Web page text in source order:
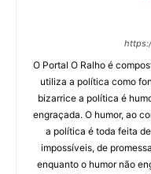
O Portal O Ralho é
utiliza a política como
bizarrice a política é
engraçada. O humor, ao
a política é toda feita
impossíveis, de
enquanto o humor não